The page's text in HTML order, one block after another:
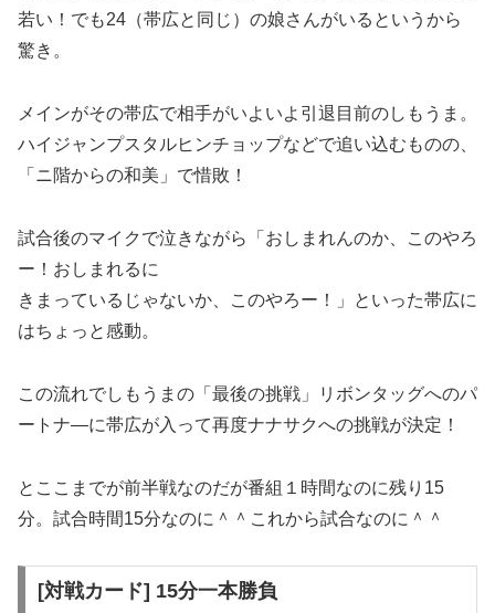
若い！でも24（帯広と同じ）の娘さんがいるというから
驚き。
メインがその帯広で相手がいよいよ引退目前のしもうま。
ハイジャンプスタルヒンチョップなどで追い込むものの、
「ニ階からの和美」で惜敗！
試合後のマイクで泣きながら「おしまれんのか、このやろ
ー！おしまれるに
きまっているじゃないか、このやろー！」といった帯広に
はちょっと感動。
この流れでしもうまの「最後の挑戦」リボンタッグへのパ
ートナ―に帯広が入って再度ナナサクへの挑戦が決定！
とここまでが前半戦なのだが番組１時間なのに残り15
分。試合時間15分なのに＾＾これから試合なのに＾＾
[対戦カード] 15分一本勝負